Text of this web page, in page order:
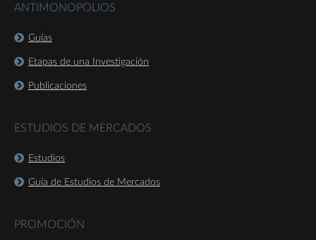
ANTIMONOPOLIOS
Guías
Etapas de una Investigación
Publicaciones
ESTUDIOS DE MERCADOS
Estudios
Guía de Estudios de Mercados
PROMOCIÓN